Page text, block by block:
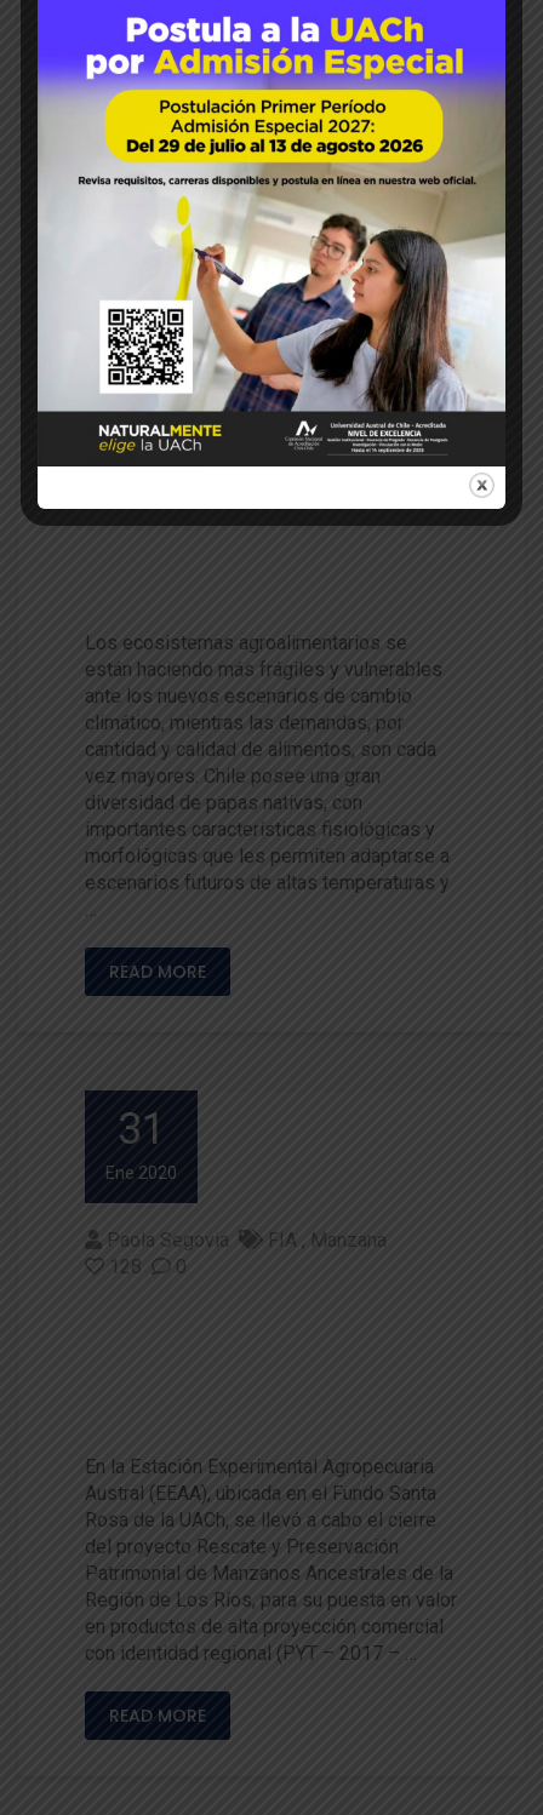
Creación de Valor, en los Sectores
Agropecuario, Alimentario y Forestal de la
Región de …
READ MORE
14
May 2020
Paola Segovia
Anita Behn Carolina Lizana FIA
papas de colores
Papas nativas: resistentes al
Los ecosistemas agroalimentarios se
están haciendo más frágiles y vulnerables
ante los nuevos escenarios de cambio
climático, mientras las demandas, por
cantidad y calidad de alimentos, son cada
vez mayores. Chile posee una gran
diversidad de papas nativas, con
importantes características fisiológicas y
morfológicas que les permiten adaptarse a
escenarios futuros de altas temperaturas y
READ MORE
31
Ene 2020
Paola Segovia FIA
Manzana
128
0
En la Estación Experimental Agropecuaria
Austral (EEAA), ubicada en el Fundo Santa
Rosa de la UACh, se llevó a cabo el cierre
del proyecto Rescate y Preservación
Patrimonial de Manzanos Ancestrales de la
Región de Los Ríos, para su puesta en valor
en productos de alta proyección comercial
con identidad regional (PYT – 2017 – …
READ MORE